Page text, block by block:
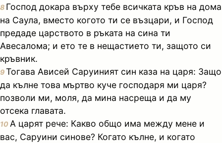
8 Господ докара върху тебе всичката кръв на дома
на Саула, вместо когото ти се възцари, и Господ
предаде царството в ръката на сина ти
Авесалома; и ето те в нещастието ти, защото си
кръвник.
9Тогава Ависей Саруиният син каза на царя: Защо
да кълне това мъртво куче господаря ми царя?
позволи ми, моля, да мина насреща и да му
отсека главата.
10 А царят рече: Какво общо има между мене и
вас, Саруини синове? Когато кълне, и когато